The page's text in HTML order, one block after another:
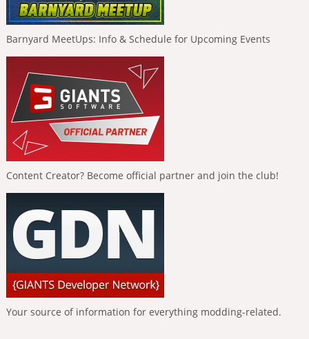
Barnyard MeetUps: Info & Schedule for Upcoming Events
Content Creator? Become official partner and join the club!
Your source of information for everything modding-related.